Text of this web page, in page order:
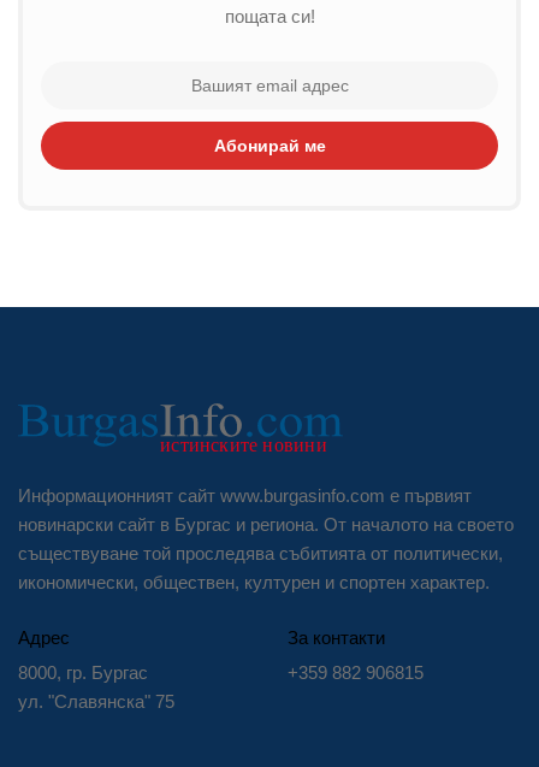
пощата си!
Абонирай ме
Информационният сайт www.burgasinfo.com е първият
новинарски сайт в Бургас и региона. От началото на своето
съществуване той проследява събитията от политически,
икономически, обществен, културен и спортен характер.
Адрес
8000, гр. Бургас
ул. "Славянска" 75
За контакти
+359 882 906815